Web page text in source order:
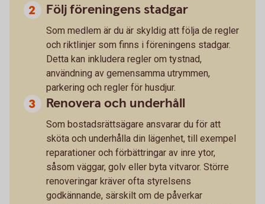
Följ föreningens stadgar
Som medlem är du är skyldig att följa de regler
och riktlinjer som finns i föreningens stadgar.
Detta kan inkludera regler om tystnad,
användning av gemensamma utrymmen,
parkering och regler för husdjur.
Renovera och underhåll
Som bostadsrättsägare ansvarar du för att
sköta och underhålla din lägenhet, till exempel
reparationer och förbättringar av inre ytor,
såsom väggar, golv eller byta vitvaror. Större
renoveringar kräver ofta styrelsens
godkännande, särskilt om de påverkar